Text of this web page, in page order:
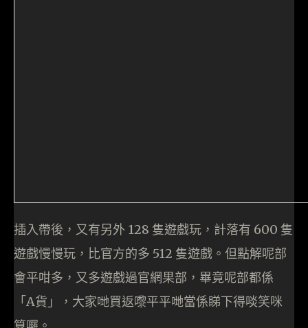
插入帶後，又有另外 128 隻遊戲玩，計落有 600 隻
遊戲慢慢玩，比官方的多 512 隻遊戲。但點解呢部
會平咁多，又多遊戲過官網果部，畢竟呢部都係
「A貨」，大家哋買返嚟平平哋當係睇下得啖笑咪